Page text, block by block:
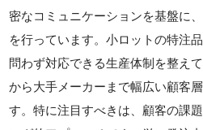
密なコミュニケーションを基盤に
を行っています。小ロットの特注
問わず対応できる生産体制を整え
から大手メーカーまで幅広い顧客
す。特に注目すべきは、顧客の課